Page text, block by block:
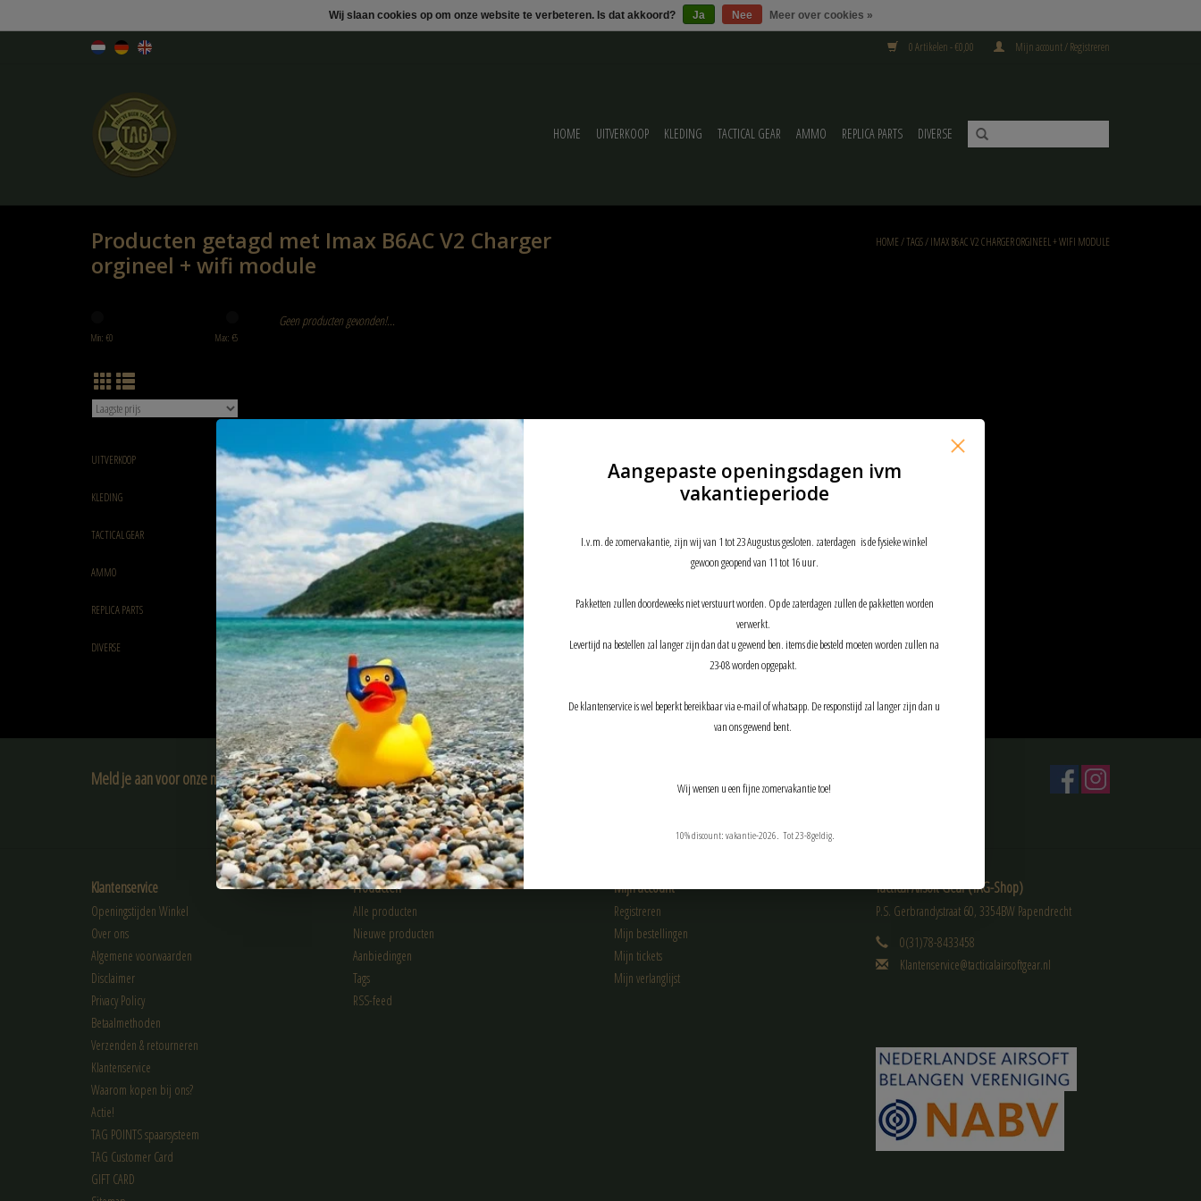
0 Artikelen - €0,00 Mijn account / Registreren
HOME UITVERKOOP KLEDING TACTICAL GEAR AMMO REPLICA PARTS DIVERSE
Producten getagd met Imax B6AC V2 Charger
orgineel + wifi module
HOME/TAGS/IMAX B6AC V2 CHARGER ORGINEEL + WIFI MODULE
Min: €0 Max: €5
UITVERKOOP
KLEDING
TACTICAL GEAR
AMMO
REPLICA PARTS
DIVERSE
Geen producten gevonden!...
Meld je aan voor onze nieuwsbrief:
ABONNEER
Klantenservice
Openingstijden Winkel
Over ons
Algemene voorwaarden
Disclaimer
Privacy Policy
Betaalmethoden
Verzenden & retourneren
Klantenservice
Waarom kopen bij ons?
Actie!
TAG POINTS spaarsysteem
TAG Customer Card
GIFT CARD
Producten
Alle producten
Nieuwe producten
Aanbiedingen
Tags
RSS-feed
Mijn account
Registreren
Mijn bestellingen
Mijn tickets
Mijn verlanglijst
Tactical Airsoft Gear (TAG-Shop)
P.S. Gerbrandystraat 60, 3354BW Papendrecht
0(31)78-8433458
Klantenservice@tacticalairsoftgear.nl
Wij slaan cookies op om onze website te verbeteren. Is dat akkoord? Ja Nee Meer over cookies »
Aangepaste openingsdagen ivm
vakantieperiode
I.v.m. de zomervakantie, zijn wij van 1 tot 23 Augustus gesloten. zaterdagen is de fysieke winkel
gewoon geopend van 11 tot 16 uur.
Pakketten zullen doordeweeks niet verstuurt worden. Op de zaterdagen zullen de pakketten worden
verwerkt.
Levertijd na bestellen zal langer zijn dan dat u gewend ben. items die besteld moeten worden zullen na
23-08 worden opgepakt.
De klantenservice is wel beperkt bereikbaar via e-mail of whatsapp. De responstijd zal langer zijn dan u
van ons gewend bent.
Wij wensen u een fijne zomervakantie toe!
10% discount: vakantie-2026. Tot 23-8geldig.